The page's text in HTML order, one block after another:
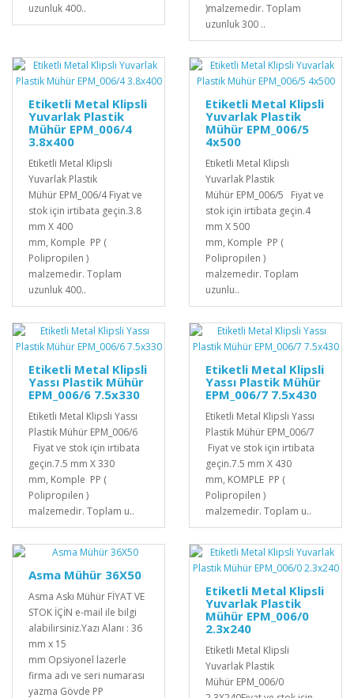
uzunluk 400..
)malzemedir. Toplam
uzunluk 300 ..
Etiketli Metal Klipsli
Yuvarlak Plastik
Mühür EPM_006/4
3.8x400
Etiketli Metal Klipsli
Yuvarlak Plastik
Mühür EPM_006/4 Fiyat ve
stok için irtibata geçin.3.8
mm X 400
mm, Komple PP (
Polipropilen )
malzemedir. Toplam
uzunluk 400..
Etiketli Metal Klipsli
Yuvarlak Plastik
Mühür EPM_006/5
4x500
Etiketli Metal Klipsli
Yuvarlak Plastik
Mühür EPM_006/5 Fiyat ve
stok için irtibata geçin.4
mm X 500
mm, Komple PP (
Polipropilen )
malzemedir. Toplam
uzunlu..
Etiketli Metal Klipsli
Yassı Plastik Mühür
EPM_006/6 7.5x330
Etiketli Metal Klipsli Yassı
Plastik Mühür EPM_006/6
Fiyat ve stok için irtibata
geçin.7.5 mm X 330
mm, Komple PP (
Polipropilen )
malzemedir. Toplam u..
Etiketli Metal Klipsli
Yassı Plastik Mühür
EPM_006/7 7.5x430
Etiketli Metal Klipsli Yassı
Plastik Mühür EPM_006/7
Fiyat ve stok için irtibata
geçin.7.5 mm X 430
mm, KOMPLE PP (
Polipropilen )
malzemedir. Toplam u..
Asma Mühür 36X50
Asma Askı Mühür FİYAT VE
STOK İÇİN e-mail ile bilgi
alabilirsiniz.Yazı Alanı : 36
mm x 15
mm Opsiyonel lazerle
firma adı ve seri numarası
yazma Gövde PP
Etiketli Metal Klipsli
Yuvarlak Plastik
Mühür EPM_006/0
2.3x240
Etiketli Metal Klipsli
Yuvarlak Plastik
Mühür EPM_006/0